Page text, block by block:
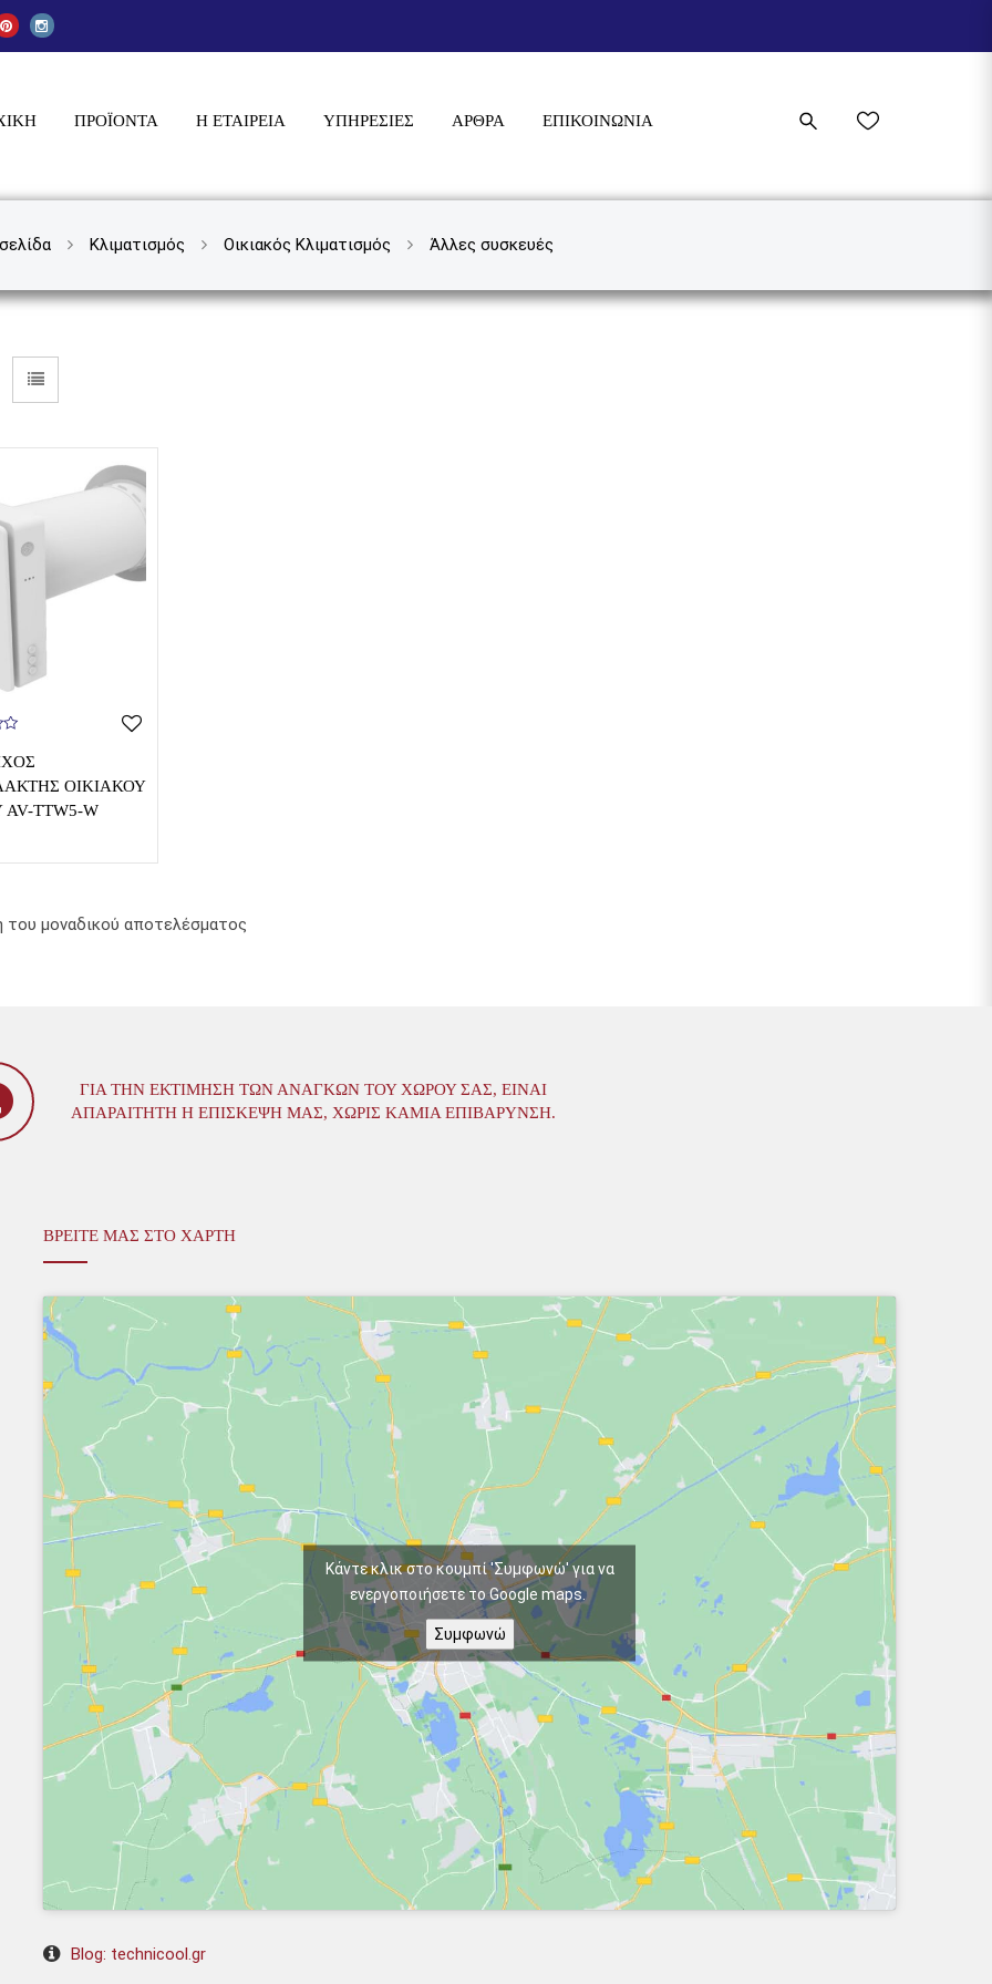
Διαχείριση Συγκατάθεσης
Για να παρέχουμε την καλύτερη εμπειρία, χρησιμοποιούμε τεχνολογίες όπως cookies
ΠΡΟΪΌΝΤΑ Η ΕΤΑΙΡΕΙΑ ΥΠΗΡΕΣΊΕΣ ΆΡΘΡΑ ΕΠΙΚΟΙΝΩΝΊΑ
Κλιματισμός Οικιακός Κλιματισμός Άλλες συσκευές
ΟΙΚΙΑΚΟΎ
TTW5-W
του μοναδικού αποτελέσματος
ΓΙΑ ΤΗΝ ΕΚΤΊΜΗΣΗ ΤΩΝ ΑΝΑΓΚΏΝ ΤΟΥ ΧΏΡΟΥ ΣΑΣ, ΕΊΝΑΙ
ΑΠΑΡΑΊΤΗΤΗ Η ΕΠΊΣΚΕΨΗ ΜΑΣ, ΧΩΡΊΣ ΚΑΜΊΑ ΕΠΙΒΆΡΥΝΣΗ.
ΒΡΕΙΤΕ ΜΑΣ ΣΤΟ ΧΑΡΤΗ
Κάντε κλικ στο κουμπί 'Συμφωνώ' για να
ενεργοποιήσετε το Google maps.
Συμφωνώ
Blog: technicool.gr